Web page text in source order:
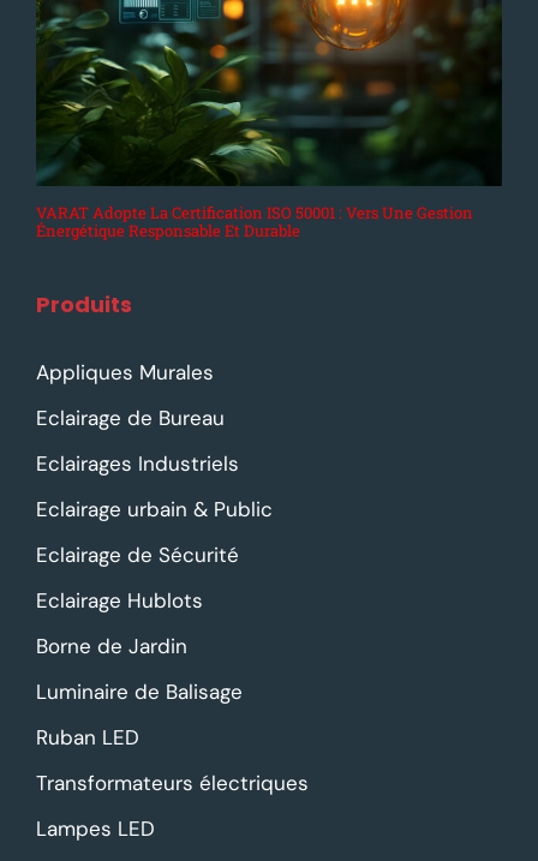
VARAT Adopte La Certification ISO 50001 : Vers Une Gestion
Énergétique Responsable Et Durable
Produits
Appliques Murales
Eclairage de Bureau
Eclairages Industriels
Eclairage urbain & Public
Eclairage de Sécurité
Eclairage Hublots
Borne de Jardin
Luminaire de Balisage
Ruban LED
Transformateurs électriques
Lampes LED